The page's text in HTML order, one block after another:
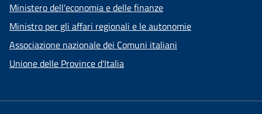
Ministero dell'economia e delle finanze
Ministro per gli affari regionali e le autonomie
Associazione nazionale dei Comuni italiani
Unione delle Province d'Italia